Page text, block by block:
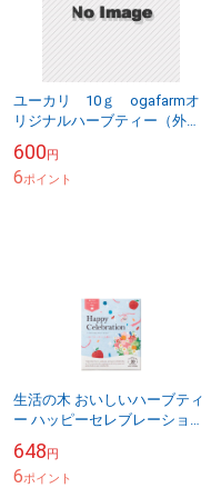
ユーカリ 10ｇ ogafarmオ
リジナルハーブティー（外国
600円
6ポイント
生活の木 おいしいハーブティ
ー ハッピーセレブレーション
ェイン0.00％）
648円
6ポイント